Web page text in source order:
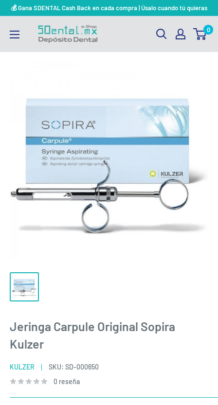
💰 Gana SDENTAL Cash Back en cada compra | Úsalo cuando tú quieras
SDENTAL.MX
DEPOSITO
0
Jeringa Carpule Original Sopira
Kulzer
KULZER SKU: SD-000650
0 reseña